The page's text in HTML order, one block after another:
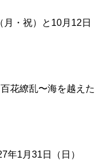
・祝）と10月12日
花繚乱〜海を越えた
年1月31日（日）